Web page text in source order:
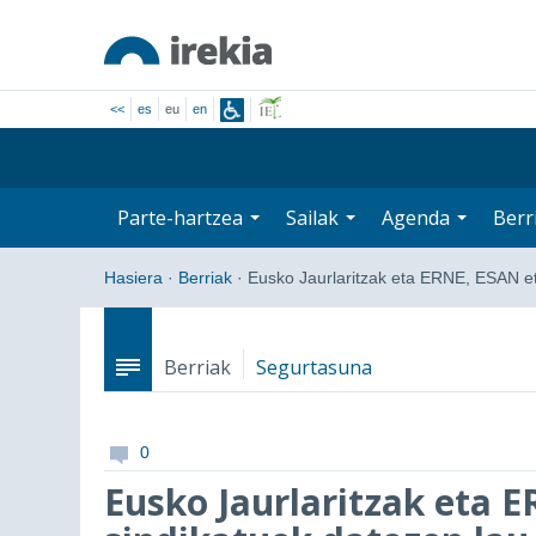
<< es eu en
Parte-hartzea Sailak Agenda
Hasiera · Berriak · Eusko Jaurlaritzak eta ERNE, ESAN
Berriak Segurtasuna
0
Eusko Jaurlaritzak eta